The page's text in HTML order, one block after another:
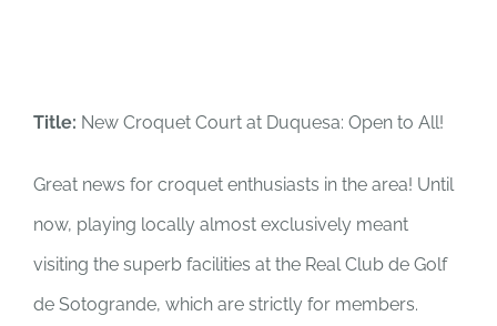
Title: New Croquet Court at Duquesa: Open to All!
Great news for croquet enthusiasts in the area! Until
now, playing locally almost exclusively meant
visiting the superb facilities at the Real Club de Golf
de Sotogrande, which are strictly for members.